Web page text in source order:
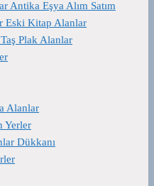
Antika Eşya Alım Satım
Eski Kitap Alanlar
Plak Alanlar
Alanlar
Yerler
Dükkanı